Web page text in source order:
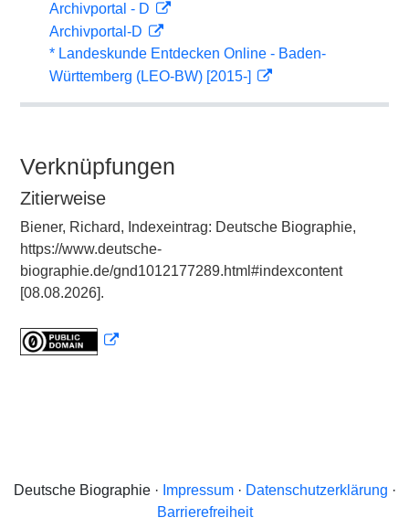
Archivportal - D
Archivportal-D
* Landeskunde Entdecken Online - Baden-
Württemberg (LEO-BW) [2015-]
Verknüpfungen
Zitierweise
Biener, Richard, Indexeintrag: Deutsche Biographie,
https://www.deutsche-
biographie.de/gnd1012177289.html#indexcontent
[08.08.2026].
Deutsche Biographie · Impressum· Datenschutzerklärung ·
Barrierefreiheit